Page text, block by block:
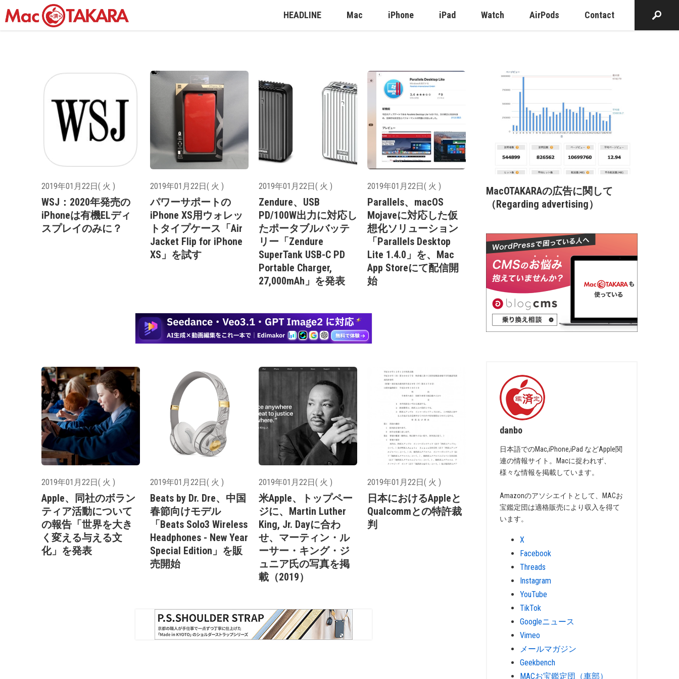
HEADLINE Mac iPhone iPad Watch AirPods Contact
2019年01月22日( 火 )
WSJ：2020年発売の
iPhoneは有機ELディ
スプレイのみに？
2019年01月22日( 火 )
パワーサポートの
iPhone XS用ウォレッ
トタイプケース「Air
Jacket Flip for iPhone
XS」を試す
2019年01月22日( 火 )
Zendure、USB
PD/100W出力に対応し
たポータブルバッテ
リー「Zendure
SuperTank USB-C PD
Portable Charger,
27,000mAh」を発表
2019年01月22日( 火 )
Parallels、macOS
Mojaveに対応した仮
想化ソリューション
「Parallels Desktop
Lite 1.4.0」を、Mac
App Storeにて配信開
始
2019年01月22日( 火 )
Apple、同社のボラン
ティア活動について
の報告「世界を大き
く変える与える文
化」を発表
2019年01月22日( 火 )
Beats by Dr. Dre、中国
春節向けモデル
「Beats Solo3 Wireless
Headphones - New Year
Special Edition」を販
売開始
2019年01月22日( 火 )
米Apple、トップペー
ジに、Martin Luther
King, Jr. Dayに合わ
せ、マーティン・ル
ーサー・キング・ジ
ュニア氏の写真を掲
載（2019）
2019年01月22日( 火 )
日本におけるAppleと
Qualcommとの特許裁
判
MacOTAKARAの広告に関して
（Regarding advertising）
danbo
日本語でのMac,iPhone,iPad などApple関
連の情報サイト。Macに捉われず、
様々な情報を掲載しています。
Amazonのアソシエイトとして、MACお
宝鑑定団は適格販売により収入を得て
います。
X
Facebook
Threads
Instagram
YouTube
TikTok
Googleニュース
Vimeo
メールマガジン
Geekbench
MACお宝鑑定団（車部）